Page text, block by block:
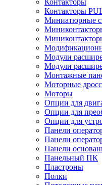
Контакторы
Контакторы
Миниатюрные
Модули
Модули
Монтажные
Моторные
Моторы
Опции для
Опции для
Опции для
Панели
Панели
Панели
Панельный ПК
Пластроны
Полки